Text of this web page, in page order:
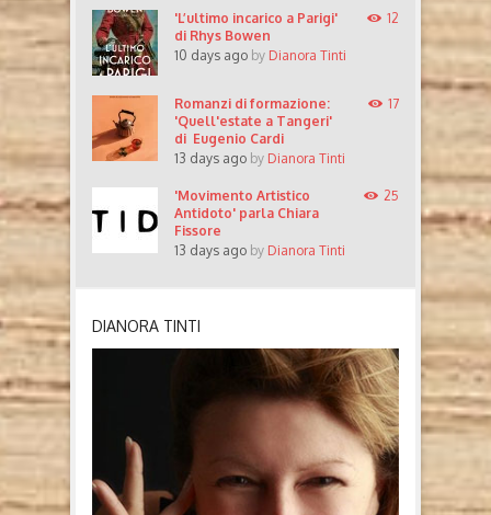
'L’ultimo incarico a Parigi'
di Rhys Bowen
10 days ago by Dianora Tinti
12
Romanzi di formazione:
'Quell'estate a Tangeri'
di Eugenio Cardi
13 days ago by Dianora Tinti
17
'Movimento Artistico
Antidoto' parla Chiara
Fissore
13 days ago by Dianora Tinti
25
DIANORA TINTI